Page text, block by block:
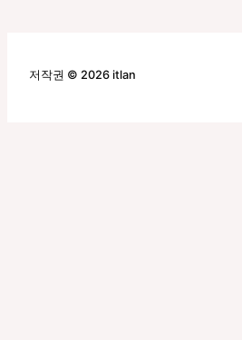
저작권 © 2026 itlan